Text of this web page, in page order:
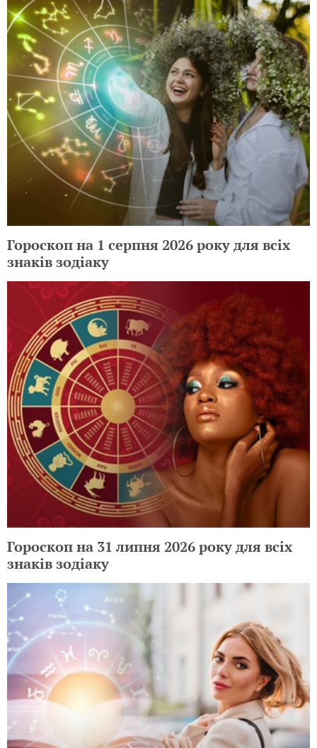
Гороскоп на 1 серпня 2026 року для всіх
знаків зодіаку
Гороскоп на 31 липня 2026 року для всіх
знаків зодіаку